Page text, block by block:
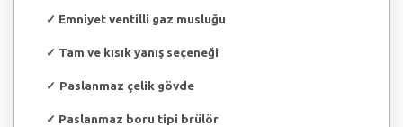
✓ Emniyet ventilli gaz musluğu
✓ Tam ve kısık yanış seçeneği
✓ Paslanmaz çelik gövde
✓ Paslanmaz boru tipi brülör